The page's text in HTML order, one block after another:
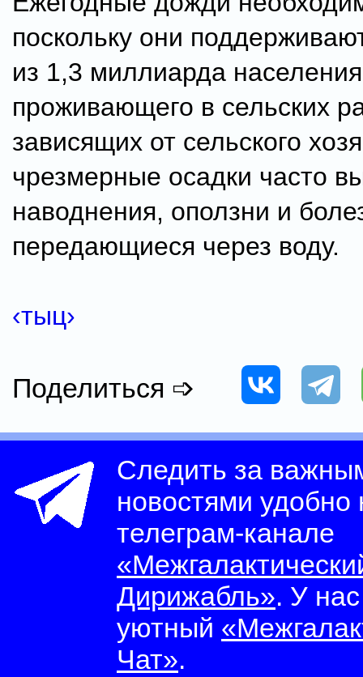
поскольку они
из 1,3 миллиарда
проживающего в сельских
зависящих от сельского
чрезмерные осадки часто
наводнения, оползни и
передающиеся через воду.
‹тыц›
Поделиться ➩
Следить за
новостями
телеграм-канале
Дирижабль». У
уютный
Чат».